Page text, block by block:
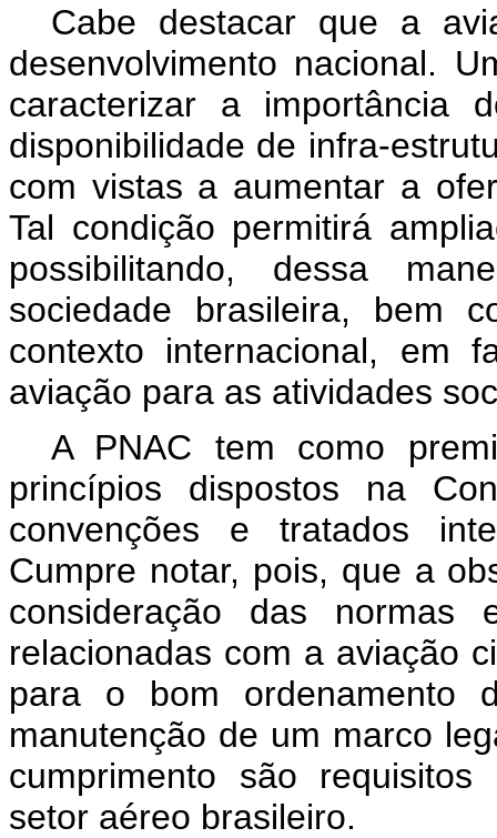
Cabe destacar que a
desenvolvimento nacional.
caracterizar a importância
disponibilidade de infra-
com vistas a aumentar a
Tal condição permitirá
possibilitando, dessa
sociedade brasileira, bem
contexto internacional, em
aviação para as atividades
A PNAC tem como
princípios dispostos na
convenções e tratados
Cumpre notar, pois, que a
consideração das normas
relacionadas com a aviação
para o bom ordenamento
manutenção de um marco
cumprimento são
setor aéreo brasileiro.